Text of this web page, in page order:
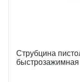
Струбцина
быстрозажимная